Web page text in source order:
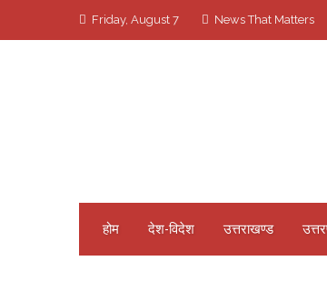
Friday, August 7 News That Matters
होम देश-विदेश उत्तराखण्ड